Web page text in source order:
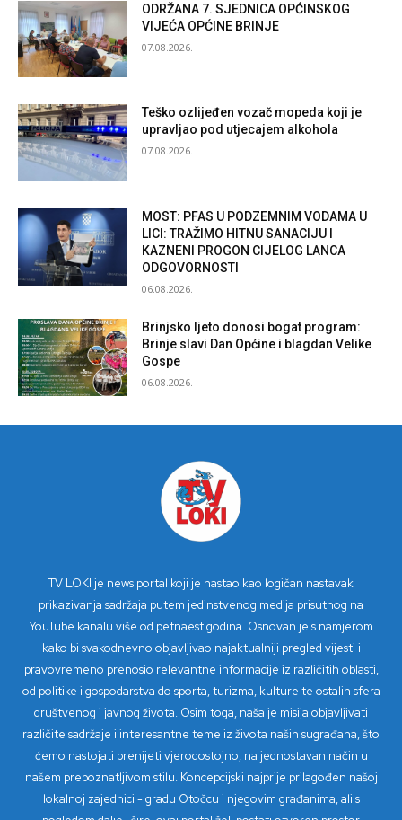
ODRŽANA 7. SJEDNICA OPĆINSKOG
VIJEĆA OPĆINE BRINJE
07.08.2026.
Teško ozlijeđen vozač mopeda koji je
upravljao pod utjecajem alkohola
07.08.2026.
MOST: PFAS U PODZEMNIM VODAMA U
LICI: TRAŽIMO HITNU SANACIJU I
KAZNENI PROGON CIJELOG LANCA
ODGOVORNOSTI
06.08.2026.
Brinjsko ljeto donosi bogat program:
Brinje slavi Dan Općine i blagdan Velike
Gospe
06.08.2026.
TV LOKI je news portal koji je nastao kao logičan nastavak
prikazivanja sadržaja putem jedinstvenog medija prisutnog na
YouTube kanalu više od petnaest godina. Osnovan je s namjerom
kako bi svakodnevno objavljivao najaktualniji pregled vijesti i
pravovremeno prenosio relevantne informacije iz različitih oblasti,
od politike i gospodarstva do sporta, turizma, kulture te ostalih sfera
društvenog i javnog života. Osim toga, naša je misija objavljivati
različite sadržaje i interesantne teme iz života naših sugrađana, što
ćemo nastojati prenijeti vjerodostojno, na jednostavan način u
našem prepoznatljivom stilu. Koncepcijski najprije prilagođen našoj
lokalnoj zajednici - gradu Otočcu i njegovim građanima, ali s